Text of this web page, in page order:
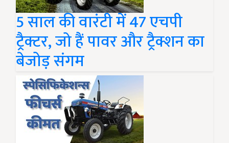
5 साल की वारंटी में 47 एचपी
ट्रैक्टर, जो हैं पावर और ट्रैक्शन का
बेजोड़ संगम